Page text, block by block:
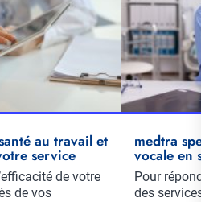
au travail et
service
de votre
de vos
medtra
vocale en
Résumé
Pour
des